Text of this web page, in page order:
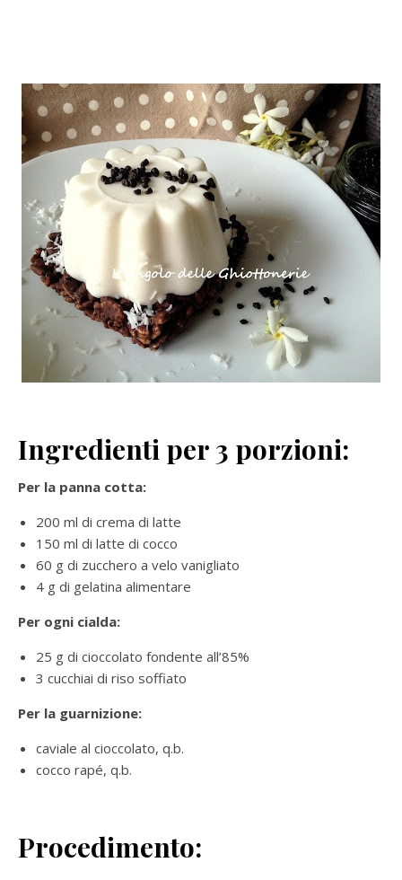
Ingredienti per 3 porzioni:
Per la panna cotta:
200 ml di crema di latte
150 ml di latte di cocco
60 g di zucchero a velo vanigliato
4 g di gelatina alimentare
Per ogni cialda:
25 g di cioccolato fondente all’85%
3 cucchiai di riso soffiato
Per la guarnizione:
caviale al cioccolato, q.b.
cocco rapé, q.b.
Procedimento: